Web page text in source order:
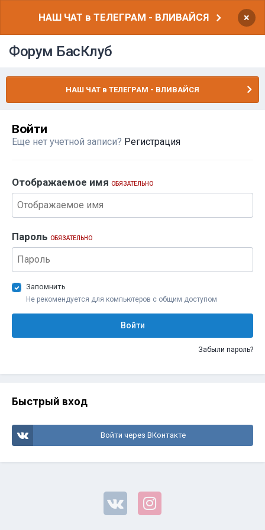
НАШ ЧАТ в ТЕЛЕГРАМ - ВЛИВАЙСЯ ×
Форум БасКлуб
НАШ ЧАТ в ТЕЛЕГРАМ - ВЛИВАЙСЯ
Войти
Еще нет учетной записи? Регистрация
Отображаемое имя ОБЯЗАТЕЛЬНО
Пароль ОБЯЗАТЕЛЬНО
Запомнить
Не рекомендуется для компьютеров с общим доступом
Войти
Забыли пароль?
Быстрый вход
Войти через ВКонтакте